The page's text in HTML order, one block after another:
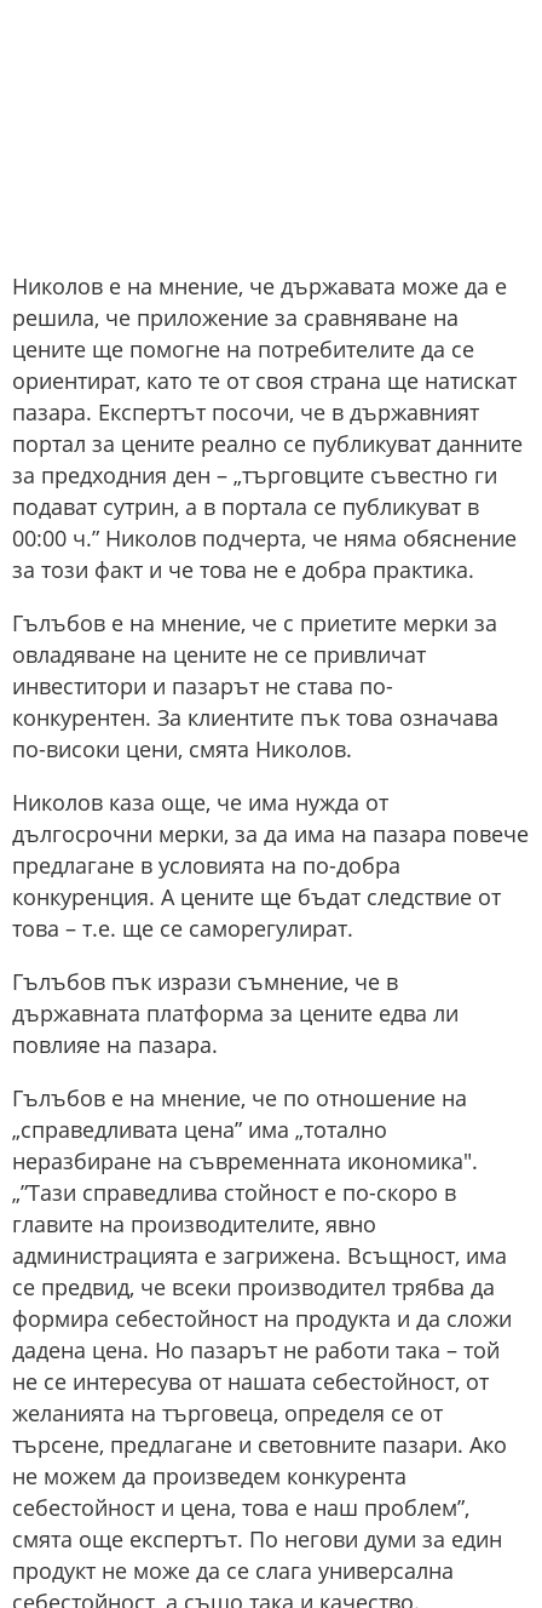
Николов е на мнение, че държавата може да е
решила, че приложение за сравняване на
цените ще помогне на потребителите да се
ориентират, като те от своя страна ще натискат
пазара. Експертът посочи, че в държавният
портал за цените реално се публикуват данните
за предходния ден – „търговците съвестно ги
подават сутрин, а в портала се публикуват в
00:00 ч.” Николов подчерта, че няма обяснение
за този факт и че това не е добра практика.
Гълъбов е на мнение, че с приетите мерки за
овладяване на цените не се привличат
инвеститори и пазарът не става по-
конкурентен. За клиентите пък това означава
по-високи цени, смята Николов.
Николов каза още, че има нужда от
дългосрочни мерки, за да има на пазара повече
предлагане в условията на по-добра
конкуренция. А цените ще бъдат следствие от
това – т.е. ще се саморегулират.
Гълъбов пък изрази съмнение, че в
държавната платформа за цените едва ли
повлияе на пазара.
Гълъбов е на мнение, че по отношение на
„справедливата цена” има „тотално
неразбиране на съвременната икономика".
„”Тази справедлива стойност е по-скоро в
главите на производителите, явно
администрацията е загрижена. Всъщност, има
се предвид, че всеки производител трябва да
формира себестойност на продукта и да сложи
дадена цена. Но пазарът не работи така – той
не се интересува от нашата себестойност, от
желанията на търговеца, определя се от
търсене, предлагане и световните пазари. Ако
не можем да произведем конкурента
себестойност и цена, това е наш проблем”,
смята още експертът. По негови думи за един
продукт не може да се слага универсална
себестойност, а също така и качество.